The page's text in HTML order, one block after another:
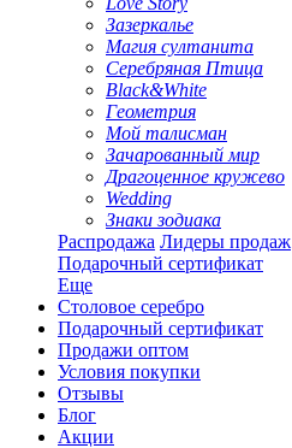
Зазеркалье
Магия султанита
Серебряная Птица
Black&White
Геометрия
Мой талисман
Зачарованный мир
Драгоценное кружево
Wedding
Знаки зодиака
Распродажа Лидеры продаж
Подарочный сертификат
Еще
Столовое серебро
Подарочный сертификат
Продажи оптом
Условия покупки
Отзывы
Блог
Акции